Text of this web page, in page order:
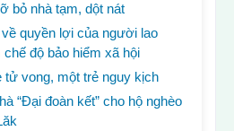
bỏ nhà tạm, dột nát
quyền lợi của người lao
độ bảo hiểm xã hội
tử vong, một trẻ nguy kịch
“Đại đoàn kết” cho hộ nghèo